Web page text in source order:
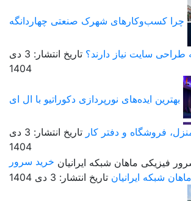
کسب‌وکارهای شهرک صنعتی چهاردانگه
سایت نیاز دارند؟
تاریخ انتشار: 3 دی
1404
ایده‌های نورپردازی دکوراتیو با ال ای
فروشگاه و دفتر کار
تاریخ انتشار: 3 دی
1404
خرید سرور
شبکه ایرانیان تاریخ انتشار: 3 دی 1404